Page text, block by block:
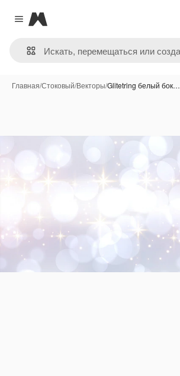
Close menu
Magnific
Главная/Стоковый/Векторы/Glitetring белый бок…